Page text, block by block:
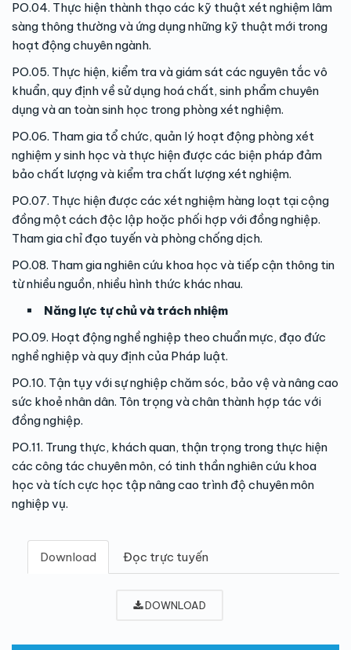
PO.04. Thực hiện thành thạo các kỹ thuật xét nghiệm lâm
sàng thông thường và ứng dụng những kỹ thuật mới trong
hoạt động chuyên ngành.
PO.05. Thực hiện, kiểm tra và giám sát các nguyên tắc vô
khuẩn, quy định về sử dụng hoá chất, sinh phẩm chuyên
dụng và an toàn sinh học trong phòng xét nghiệm.
PO.06. Tham gia tổ chức, quản lý hoạt động phòng xét
nghiệm y sinh học và thực hiện được các biện pháp đảm
bảo chất lượng và kiểm tra chất lượng xét nghiệm.
PO.07. Thực hiện được các xét nghiệm hàng loạt tại cộng
đồng một cách độc lập hoặc phối hợp với đồng nghiệp.
Tham gia chỉ đạo tuyến và phòng chống dịch.
PO.08. Tham gia nghiên cứu khoa học và tiếp cận thông tin
từ nhiều nguồn, nhiều hình thức khác nhau.
Năng lực tự chủ và trách nhiệm
PO.09. Hoạt động nghề nghiệp theo chuẩn mực, đạo đức
nghề nghiệp và quy định của Pháp luật.
PO.10. Tận tụy với sự nghiệp chăm sóc, bảo vệ và nâng cao
sức khoẻ nhân dân. Tôn trọng và chân thành hợp tác với
đồng nghiệp.
PO.11. Trung thực, khách quan, thận trọng trong thực hiện
các công tác chuyên môn, có tinh thần nghiên cứu khoa
học và tích cực học tập nâng cao trình độ chuyên môn
nghiệp vụ.
Download Đọc trực tuyến
DOWNLOAD